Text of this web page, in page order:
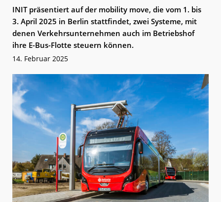
INIT präsentiert auf der mobility move, die vom 1. bis
3. April 2025 in Berlin stattfindet, zwei Systeme, mit
denen Verkehrsunternehmen auch im Betriebshof
ihre E-Bus-Flotte steuern können.
14. Februar 2025